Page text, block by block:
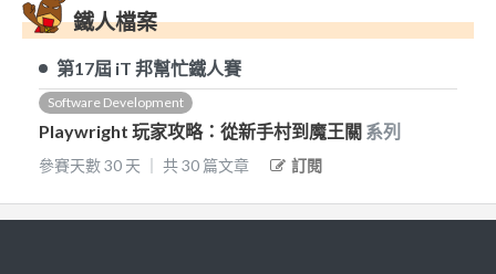
鐵人檔案
第17屆 iT 邦幫忙鐵人賽
Software Development
Playwright 玩家攻略：從新手村到魔王關 系列
參賽天數30 天 共30 篇文章 訂閱